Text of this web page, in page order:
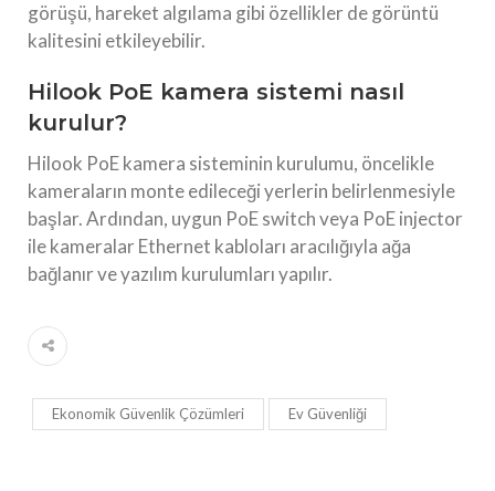
görüşü, hareket algılama gibi özellikler de görüntü
kalitesini etkileyebilir.
Hilook PoE kamera sistemi nasıl
kurulur?
Hilook PoE kamera sisteminin kurulumu, öncelikle
kameraların monte edileceği yerlerin belirlenmesiyle
başlar. Ardından, uygun PoE switch veya PoE injector
ile kameralar Ethernet kabloları aracılığıyla ağa
bağlanır ve yazılım kurulumları yapılır.
Ekonomik Güvenlik Çözümleri Ev Güvenliği